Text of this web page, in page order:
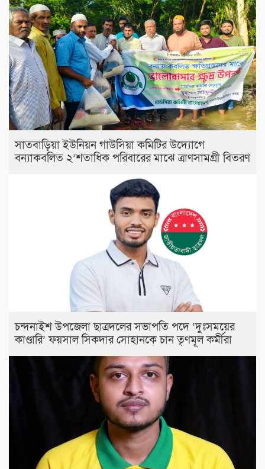
সাতবাড়িয়া ইউনিয়ন গাউসিয়া কমিটির উদ্যোগে
বন্যাকবলিত ২’শতাধিক পরিবারের মাঝে ত্রাণসামগ্রী বিতরণ
চন্দনাইশ উপজেলা ছাত্রদলের সভাপতি পদে ‘দুঃসময়ের
কাণ্ডারি’ ফয়সাল সিকদার সোহানকে চান তৃণমূল কর্মীরা